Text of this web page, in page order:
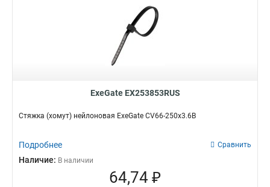
ExeGate EX253853RUS
Стяжка (хомут) нейлоновая ExeGate CV66-250x3.6B
Подробнее Сравнить
Наличие: В наличии
64,74 ₽